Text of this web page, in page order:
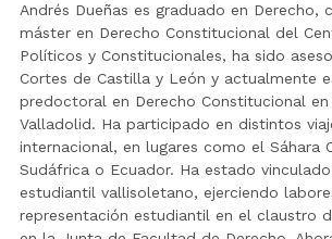
Andrés Dueñas es graduado en Derecho,
máster en Derecho Constitucional del
Políticos y Constitucionales, ha sido
Cortes de Castilla y León y actualmente
predoctoral en Derecho Constitucional en
Valladolid. Ha participado en distintos
internacional, en lugares como el Sáhara
Sudáfrica o Ecuador. Ha estado
estudiantil vallisoletano, ejerciendo
representación estudiantil en el claustro